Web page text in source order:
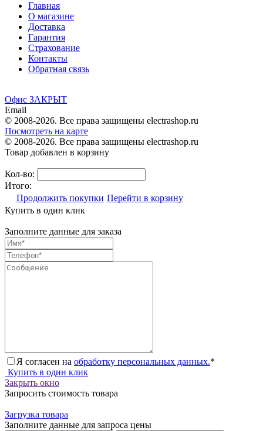
Главная
О магазине
Доставка
Гарантия
Страхование
Контакты
Обратная связь
Офис ЗАКРЫТ
Email
© 2008-2026. Все права защищены electrashop.ru
Посмотреть на карте
© 2008-2026. Все права защищены electrashop.ru
Товар добавлен в корзину
Кол-во:
Итого:
Продолжить покупки Перейти в корзину
Купить в один клик
Заполните данные для заказа
Я согласен на обработку персональных данных.*
Купить в один клик
Закрыть окно
Запросить стоимость товара
Загрузка товара
Заполните данные для запроса цены